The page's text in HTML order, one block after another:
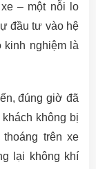
– một nỗi lo
đầu tư vào hệ
kinh nghiệm là
đúng giờ đã
không bị
trên xe
lại không khí